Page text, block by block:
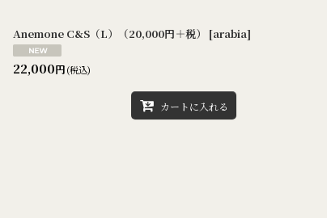
Anemone C&S（L）（20,000円＋税） [arabia]
22,000円(税込)
カートに入れる